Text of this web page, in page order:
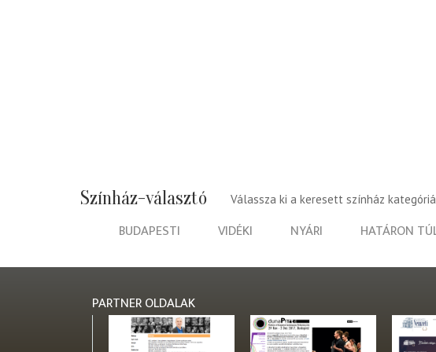
Színház-választó Válassza ki a keresett színház
BUDAPESTI VIDÉKI NYÁRI HATÁRON
PARTNER OLDALAK